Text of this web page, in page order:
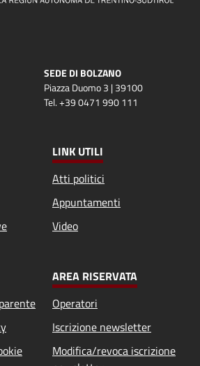
SEDE DI BOLZANO
Piazza Duomo 3 | 39100
Tel. +39 0471 990 111
LINK UTILI
Atti politici
Appuntamenti
Video
AREA RISERVATA
Operatori
Iscrizione newsletter
Modifica/revoca iscrizione